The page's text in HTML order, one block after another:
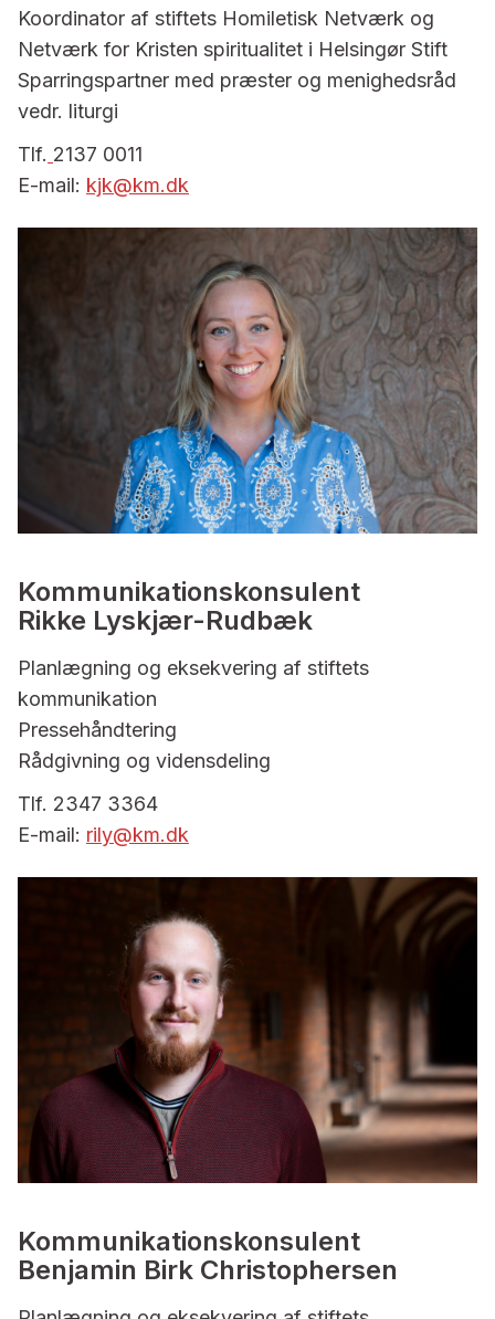
Koordinator af stiftets Homiletisk Netværk og
Netværk for Kristen spiritualitet i Helsingør Stift
Sparringspartner med præster og menighedsråd
vedr. liturgi
Tlf. 2137 0011
E-mail: kjk@km.dk
Kommunikationskonsulent
Rikke Lyskjær-Rudbæk
Planlægning og eksekvering af stiftets
kommunikation
Pressehåndtering
Rådgivning og vidensdeling
Tlf. 2347 3364
E-mail: rily@km.dk
Kommunikationskonsulent
Benjamin Birk Christophersen